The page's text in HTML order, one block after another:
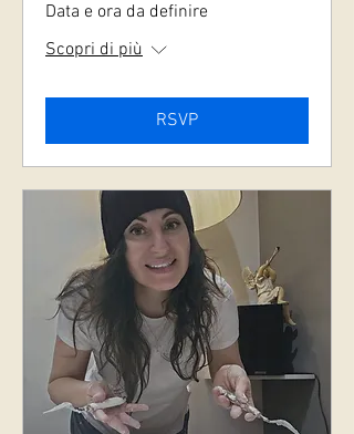
Data e ora da definire
Scopri di più
RSVP